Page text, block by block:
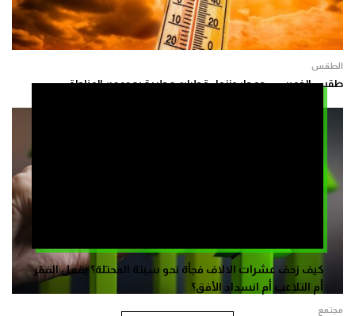
كيف زحف عشرات الالاف فجأة نحو سبتة المحتلة؟ بفعل الفقر
أم التلاعب أم انسداد الأفق؟
الطقس
طقس الخميس.. جو حار ونزول قطرات مطرية بعدد من المناطق
مجتمع